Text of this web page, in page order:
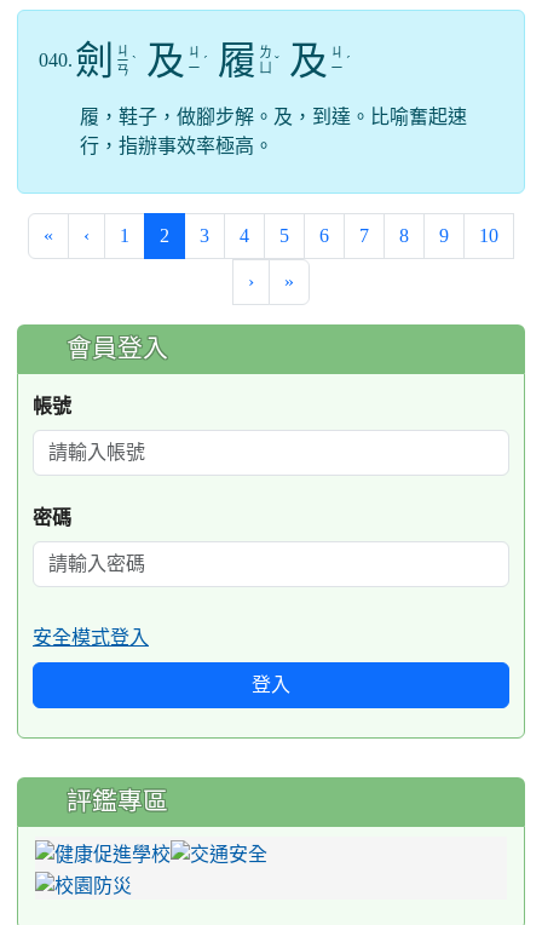
040. 劍 ㄐ
ㄧ
ㄢ
ˋ 及 ㄐ
ㄧ ˊ 履 ㄌ
ˇ 及 ㄐ
ㄧ ˊ
履，鞋子，做腳步解。及，到達。比喻奮起速
行，指辦事效率極高。
« ‹ 1 2 (current)
3 4 5 6 7 8 9 10
› »
:::
會員登入
帳號
密碼
安全模式登入
登入
評鑑專區